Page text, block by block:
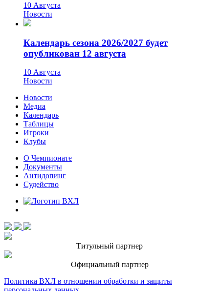
10 Августа
Новости
Календарь сезона 2026/2027 будет
опубликован 12 августа
10 Августа
Новости
Новости
Медиа
Календарь
Таблицы
Игроки
Клубы
О Чемпионате
Документы
Антидопинг
Судейство
Титульный партнер
Официальный партнер
Политика ВХЛ в отношении обработки и защиты